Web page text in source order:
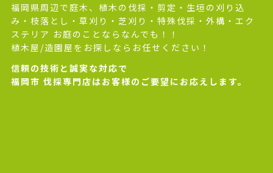
福岡県周辺で庭木、植木の伐採・剪定・生垣の刈り込
み・枝落とし・草刈り・芝刈り・特殊伐採・外構・エク
ステリア お庭のことならなんでも！！
植木屋/造園屋をお探しならお任せください！
信頼の技術と誠実な対応で
福岡市 伐採専門店はお客様のご要望にお応えします。